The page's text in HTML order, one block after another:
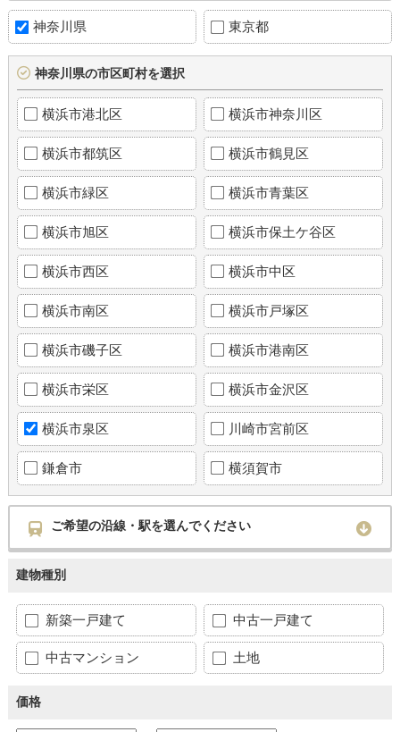
神奈川県 東京都
神奈川県の市区町村を選択
横浜市港北区 横浜市神奈川区
横浜市都筑区 横浜市鶴見区
横浜市緑区 横浜市青葉区
横浜市旭区 横浜市保土ケ谷区
横浜市西区 横浜市中区
横浜市南区 横浜市戸塚区
横浜市磯子区 横浜市港南区
横浜市栄区 横浜市金沢区
横浜市泉区 川崎市宮前区
鎌倉市 横須賀市
ご希望の沿線・駅を選んでください
建物種別
新築一戸建て 中古一戸建て
中古マンション 土地
価格